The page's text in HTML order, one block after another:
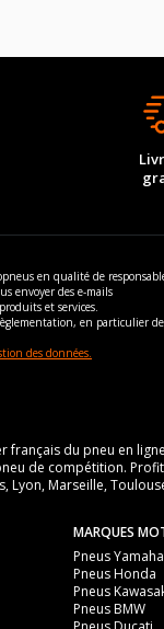
en qualité de
envoyer des e-mails
et services.
en particulier de
des données.
français du pneu en
de compétition.
Lyon, Marseille,
MARQUES
Pneus Yamaha
Pneus Honda
Pneus
Pneus BMW